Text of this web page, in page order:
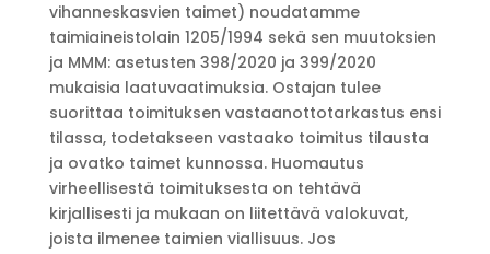
vihanneskasvien taimet) noudatamme
taimiaineistolain 1205/1994 sekä sen muutoksien
ja MMM: asetusten 398/2020 ja 399/2020
mukaisia laatuvaatimuksia. Ostajan tulee
suorittaa toimituksen vastaanottotarkastus ensi
tilassa, todetakseen vastaako toimitus tilausta
ja ovatko taimet kunnossa. Huomautus
virheellisestä toimituksesta on tehtävä
kirjallisesti ja mukaan on liitettävä valokuvat,
joista ilmenee taimien viallisuus. Jos